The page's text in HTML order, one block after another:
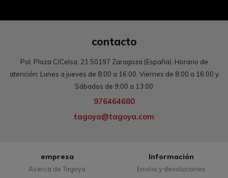
contacto
Pol. Plaza C/Celsa, 21 50197 Zaragoza (España). Horario de
atención: Lunes a jueves de 8:00 a 16:00. Viernes de 8:00 a 16:00 y
Sábados de 9:00 a 13:00
976464680
tagoya@tagoya.com
empresa
Acerca de Tagoya
Información
Envíos y devoluciones